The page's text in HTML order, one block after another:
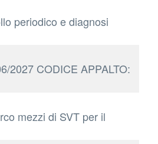
periodico e diagnosi
2027 CODICE APPALTO:
mezzi di SVT per il